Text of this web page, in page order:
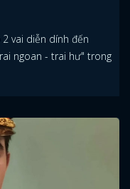
vai diễn dính đến
ngoan - trai hư" trong